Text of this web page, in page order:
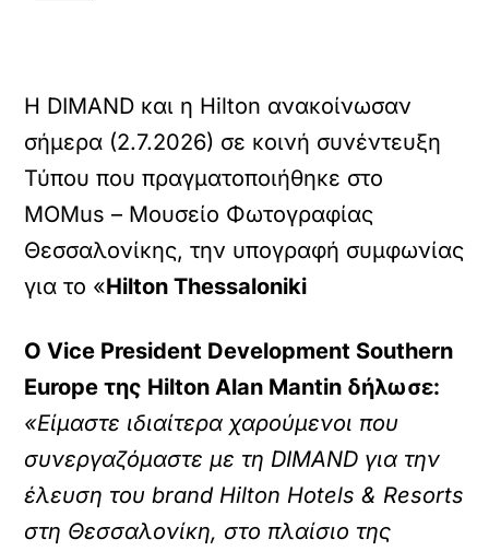
Η DIMAND και η Hilton ανακοίνωσαν
σήμερα (2.7.2026) σε κοινή συνέντευξη
Τύπου που πραγματοποιήθηκε στο
MOMus – Μουσείο Φωτογραφίας
Θεσσαλονίκης, την υπογραφή συμφωνίας
για το «Hilton Thessaloniki
Ο Vice President Development Southern
Europe της Hilton Alan Mantin δήλωσε:
«Είμαστε ιδιαίτερα χαρούμενοι που
συνεργαζόμαστε με τη DIMAND για την
έλευση του brand Hilton Hotels & Resorts
στη Θεσσαλονίκη, στο πλαίσιο της